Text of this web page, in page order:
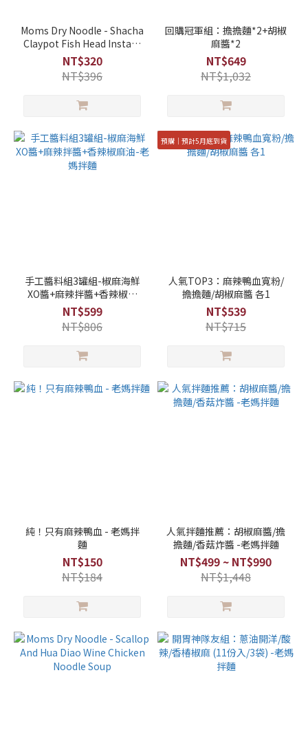
Moms Dry Noodle - Shacha
Claypot Fish Head Instant
Noodle
NT$320
NT$396
回購冠軍組：擔擔麵*2+胡椒
麻醬*2
NT$649
NT$1,032
手工醬料組3罐組-椒麻海鮮
XO醬+麻辣拌醬+香辣椒麻
油-老媽拌麵
NT$599
NT$806
預購｜預計5月底到貨
人氣TOP3：麻辣鴨血寬粉/
擔擔麵/胡椒麻醬 各1
NT$539
NT$715
純！只有麻辣鴨血 - 老媽拌
麵
NT$150
NT$184
人氣拌麵推薦：胡椒麻醬/擔
擔麵/香菇炸醬 -老媽拌麵
NT$499 ~ NT$990
NT$1,448